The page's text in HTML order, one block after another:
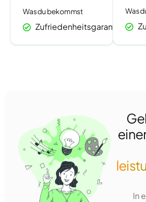
Was du bekommst
Zufriedenheitsgarantie
Was
In